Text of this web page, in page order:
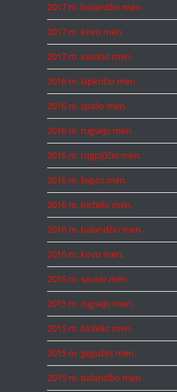
2017 m. balandžio mėn.
2017 m. kovo mėn.
2017 m. vasario mėn.
2016 m. lapkričio mėn.
2016 m. spalio mėn.
2016 m. rugsėjo mėn.
2016 m. rugpjūčio mėn.
2016 m. liepos mėn.
2016 m. birželio mėn.
2016 m. balandžio mėn.
2016 m. kovo mėn.
2016 m. sausio mėn.
2015 m. rugsėjo mėn.
2015 m. birželio mėn.
2015 m. gegužės mėn.
2015 m. balandžio mėn.